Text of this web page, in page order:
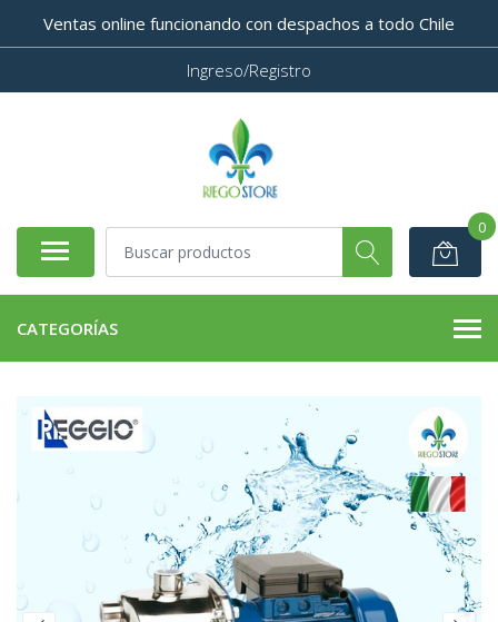
Ventas online funcionando con despachos a todo Chile
Ingreso/Registro
0
CATEGORÍAS